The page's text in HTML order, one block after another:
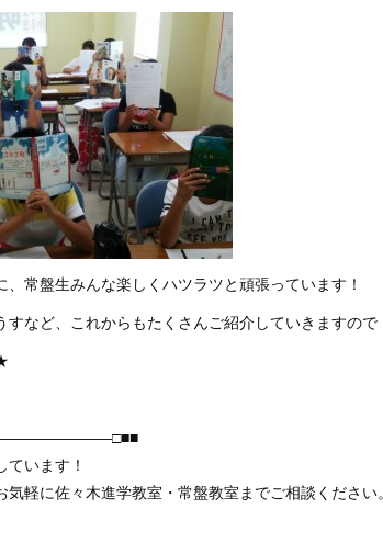
常盤生みんな楽しくハツラツと頑張っています！
すなど、これからもたくさんご紹介していきますので
います！
軽に佐々木進学教室・常盤教室までご相談ください。